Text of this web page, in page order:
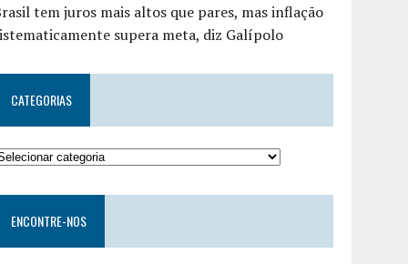
tem juros mais altos que pares, mas inflação
supera meta, diz Galípolo
CATEGORIAS
ENCONTRE-NOS